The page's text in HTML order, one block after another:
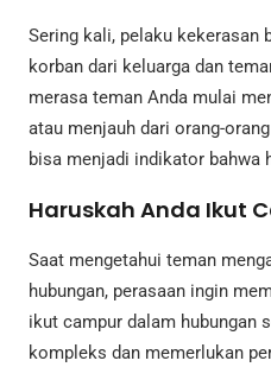
Sering kali, pelaku kekerasan
korban dari keluarga dan
merasa teman Anda mulai
atau menjauh dari orang-
bisa menjadi indikator bahwa
Haruskah Anda Ikut
Saat mengetahui teman
hubungan, perasaan ingin
ikut campur dalam hubungan
kompleks dan memerlukan